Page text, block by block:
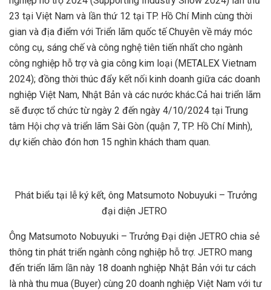
23 tại Việt Nam và lần thứ 12 tại TP. Hồ Chí Minh cùng thời
gian và địa điểm với Triển lãm quốc tế Chuyên về máy móc
công cụ, sáng chế và công nghệ tiên tiến nhất cho ngành
công nghiệp hỗ trợ và gia công kim loại (METALEX Vietnam
2024); đồng thời thúc đẩy kết nối kinh doanh giữa các doanh
nghiệp Việt Nam, Nhật Bản và các nước khác.Cả hai triển lãm
sẽ được tổ chức từ ngày 2 đến ngày 4/10/2024 tại Trung
tâm Hội chợ và triển lãm Sài Gòn (quận 7, TP. Hồ Chí Minh),
dự kiến chào đón hơn 15 nghìn khách tham quan.
Phát biểu tại lễ ký kết, ông Matsumoto Nobuyuki – Trưởng
đại diện JETRO
Ông Matsumoto Nobuyuki – Trưởng Đại diện JETRO chia sẻ
thông tin phát triển ngành công nghiệp hỗ trợ. JETRO mang
đến triển lãm lần này 18 doanh nghiệp Nhật Bản với tư cách
là nhà thu mua (Buyer) cùng 20 doanh nghiệp Việt Nam với tư